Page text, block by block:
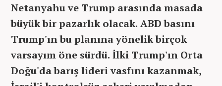
Netanyahu ve Trump arasında masada
büyük bir pazarlık olacak. ABD basını
Trump'ın bu planına yönelik birçok
varsayım öne sürdü. İlki Trump'ın Orta
Doğu'da barış lideri vasfını kazanmak,